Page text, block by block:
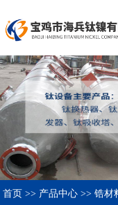
首页 >> 产品中心 >> 锆材